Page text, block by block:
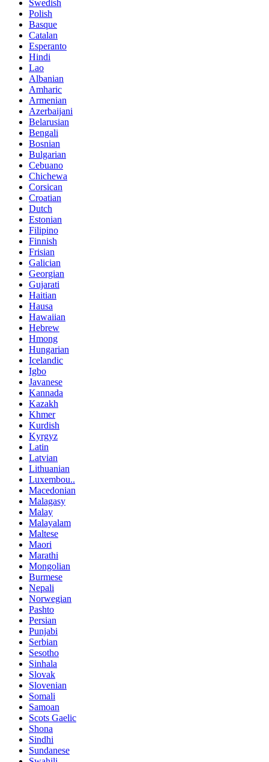
Swedish
Polish
Basque
Catalan
Esperanto
Hindi
Lao
Albanian
Amharic
Armenian
Azerbaijani
Belarusian
Bengali
Bosnian
Bulgarian
Cebuano
Chichewa
Corsican
Croatian
Dutch
Estonian
Filipino
Finnish
Frisian
Galician
Georgian
Gujarati
Haitian
Hausa
Hawaiian
Hebrew
Hmong
Hungarian
Icelandic
Igbo
Javanese
Kannada
Kazakh
Khmer
Kurdish
Kyrgyz
Latin
Latvian
Lithuanian
Luxembou..
Macedonian
Malagasy
Malay
Malayalam
Maltese
Maori
Marathi
Mongolian
Burmese
Nepali
Norwegian
Pashto
Persian
Punjabi
Serbian
Sesotho
Sinhala
Slovak
Slovenian
Somali
Samoan
Scots Gaelic
Shona
Sindhi
Sundanese